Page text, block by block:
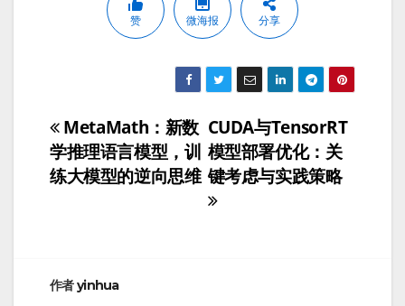
赞 微海报 分享
文
章
CUDA与TensorRT
模型部署优化：关
键考虑与实践策略
MetaMath：新数
学推理语言模型，训
练大模型的逆向思维
作者yinhua